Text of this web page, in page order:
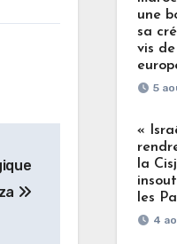
une
sa
vis de
5
«
la
les
4